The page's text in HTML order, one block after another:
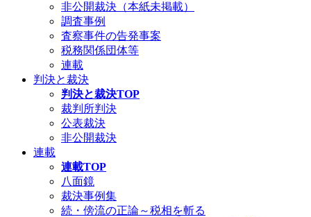
非公開裁決（本紙未掲載）
調査事例
査察事件の告発事案
税務関係団体等
連載
判決と裁決
判決と裁決TOP
裁判所判決
公表裁決
非公開裁決
連載
連載TOP
八面鏡
裁決事例集
続・傍流の正論～税相を斬る